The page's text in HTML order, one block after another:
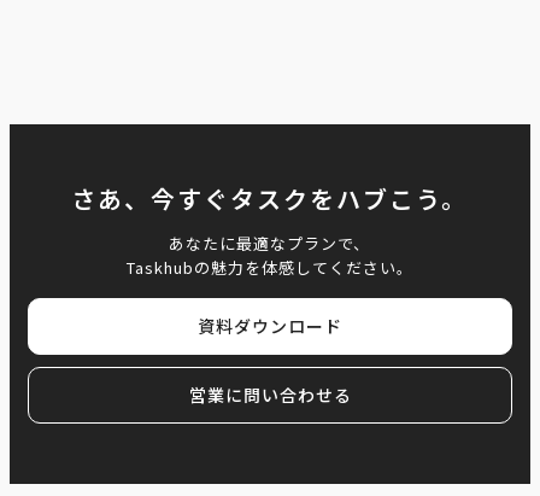
さあ、今すぐタスクをハブこう。
あなたに最適なプランで、
Taskhubの魅力を体感してください。
資料ダウンロード
営業に問い合わせる